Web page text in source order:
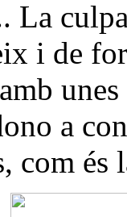
La
i de
a
com és